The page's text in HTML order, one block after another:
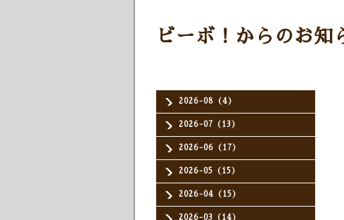
2026-08（4）
2026-07（13）
2026-06（17）
2026-05（15）
2026-04（15）
2026-03（14）
ビーボ！からのお知